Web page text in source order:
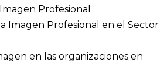
Profesional
Imagen Profesional en el Sector
en las organizaciones en